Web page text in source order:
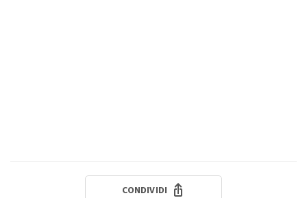
CONDIVIDI